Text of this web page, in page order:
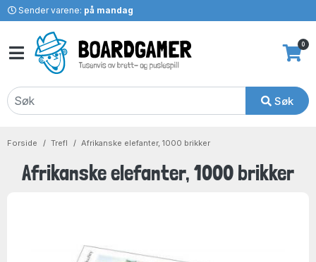
Sender varene: på mandag
Søk
0
Forside Trefl Afrikanske elefanter, 1000 brikker
Afrikanske elefanter, 1000 brikker